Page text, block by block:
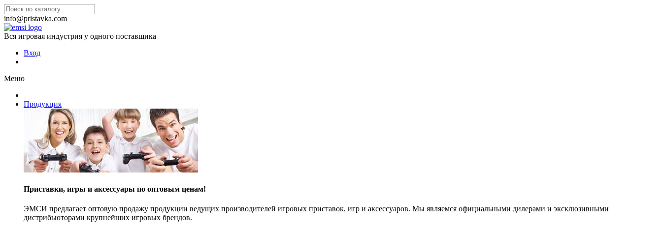
info@pristavka.com
Вся игровая индустрия у одного поставщика
Вход
Меню
Продукция
Приставки, игры и аксессуары по оптовым ценам!
ЭМСИ предлагает оптовую продажу продукции ведущих производителей игровых приставок, игр и аксессуаров. Мы являемся официальными дилерами и эксклюзивными
дистрибьюторами крупнейших игровых брендов.